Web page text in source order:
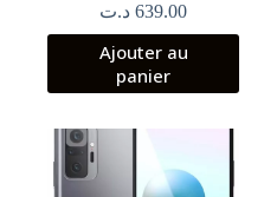
639.00 د.ت
Ajouter au
panier